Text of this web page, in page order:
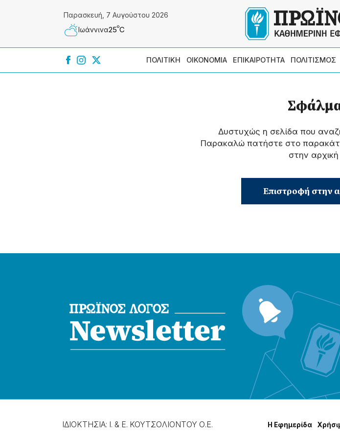
Παρασκευή, 7 Αυγούστου 2026
Ιωάννɩνα25ºC
ΠΟΛΙΤΙΚΗ ΟΙΚΟΝΟΜΙΑ ΕΠΙΚΑΙΡΟΤΗΤΑ ΠΟΛΙΤΙΣΜΟΣ
Δυστυχώς η σελίδα που
Παρακαλώ πατήστε στο
στην
Επιστροφή στην
ΙΔΙΟΚΤΗΣΙΑ: Ι. & Ε. ΚΟΥΤΣΟΛΙΟΝΤΟΥ Ο.Ε. Η Εφημερίδα